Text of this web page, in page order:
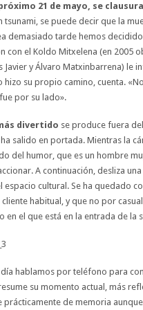
21 de mayo, se clausura
tsunami, se puede decir que la
demasiado tarde hemos
con el Koldo Mitxelena (en 2005
Javier y Álvaro Matxinbarrena) le
hizo su propio camino, cuenta.
por su lado».
divertido se produce fuera
salido en portada. Mientras la
del humor, que es un hombre
A continuación, desliza
espacio cultural. Se ha quedado
habitual, y que no por
en el que está en la entrada de la
hablamos por teléfono para
su momento actual, más
prácticamente de memoria